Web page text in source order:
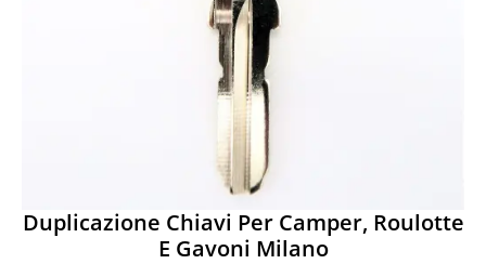
Duplicazione Chiavi Per Camper, Roulotte
E Gavoni Milano